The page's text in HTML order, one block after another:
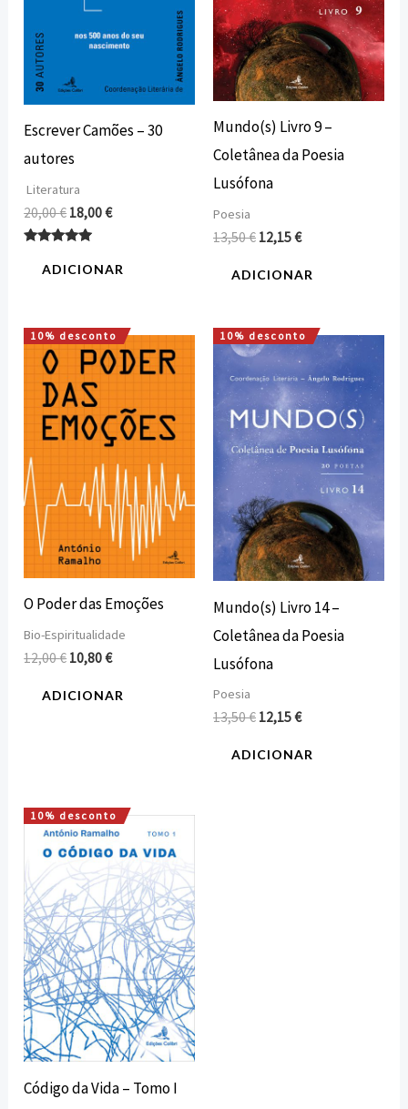
Escrever Camões – 30
autores
Literatura
20,00€ 18,00€
5.00ADICIONAR
Mundo(s) Livro 9 –
Coletânea da Poesia
Lusófona
Poesia
13,50€ 12,15€
ADICIONAR
10% desconto
O Poder das Emoções
Bio-Espiritualidade
12,00€
O
preço
original
era:
12,00 €.
10,80€
O
preço
atual
10,80 €.
ADICIONAR
10% desconto
Mundo(s) Livro 14 –
Coletânea da Poesia
Lusófona
Poesia
13,50€
O
preço
original
era:
13,50 €.
12,15€
O
preço
atual
é:
12,15 €.
ADICIONAR
10% desconto
Código da Vida – Tomo I
O
preço
original
era:
20,00 €.
O
preço
atual
é:
18,00 €.